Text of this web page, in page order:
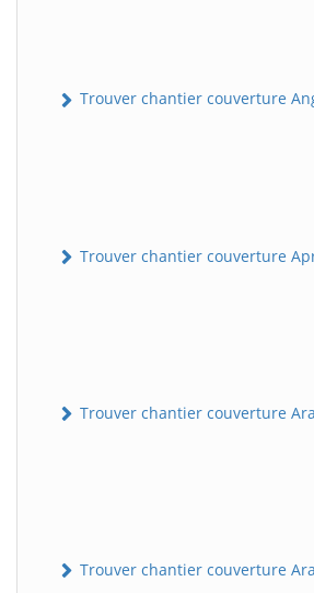
Trouver chantier couverture
Trouver chantier couverture
Trouver chantier couverture
Trouver chantier couverture